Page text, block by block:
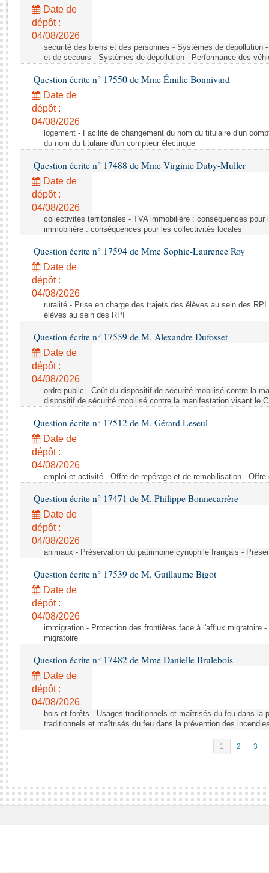
Rapports législatifs
Rapports sur l'application des lois
Baromètre de l’application des lois
Dossiers législatifs
Budget et sécurité sociale
Questions écrites et orales
Comptes rendus des débats
Date de
dépôt :
04/08/2026
sécurité des biens et des personnes - Systèmes de dépollution
et de secours - Systèmes de dépollution - Performance des
Question écrite n° 17550 de Mme Émilie Bonnivard
Date de
dépôt :
04/08/2026
logement - Facilité de changement du nom du titulaire d'un
du nom du titulaire d'un compteur électrique
Question écrite n° 17488 de Mme Virginie Duby-Muller
Date de
dépôt :
04/08/2026
collectivités territoriales - TVA immobilière : conséquences
immobilière : conséquences pour les collectivités locales
Question écrite n° 17594 de Mme Sophie-Laurence Roy
Date de
dépôt :
04/08/2026
ruralité - Prise en charge des trajets des élèves au sein des
élèves au sein des RPI
Question écrite n° 17559 de M. Alexandre Dufosset
Date de
dépôt :
04/08/2026
ordre public - Coût du dispositif de sécurité mobilisé contre la
dispositif de sécurité mobilisé contre la manifestation visant le
Question écrite n° 17512 de M. Gérard Leseul
Date de
dépôt :
04/08/2026
emploi et activité - Offre de repérage et de remobilisation -
Question écrite n° 17471 de M. Philippe Bonnecarrère
Date de
dépôt :
04/08/2026
animaux - Préservation du patrimoine cynophile français -
Question écrite n° 17539 de M. Guillaume Bigot
Date de
dépôt :
04/08/2026
immigration - Protection des frontières face à l'afflux migratoire
migratoire
Question écrite n° 17482 de Mme Danielle Brulebois
Date de
dépôt :
04/08/2026
bois et forêts - Usages traditionnels et maîtrisés du feu dans la
traditionnels et maîtrisés du feu dans la prévention des
1 2 3